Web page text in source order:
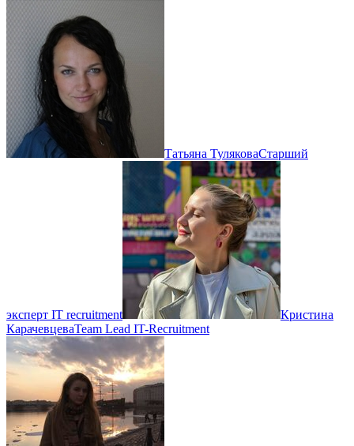
Татьяна ТуляковаСтарший
эксперт IT recruitment
Кристина
КарачевцеваTeam Lead IT-Recruitment